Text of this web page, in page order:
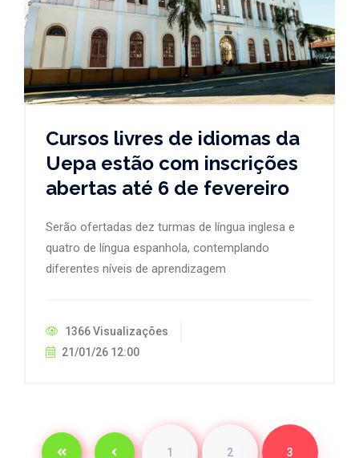
Cursos livres de idiomas da
Uepa estão com inscrições
abertas até 6 de fevereiro
Serão ofertadas dez turmas de língua inglesa e
quatro de língua espanhola, contemplando
diferentes níveis de aprendizagem
1366 Visualizações
21/01/26 12:00
1 2 3